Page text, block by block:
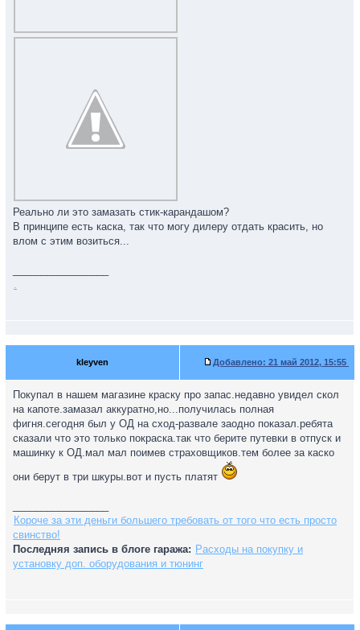
Реально ли это замазать стик-карандашом?
В принципе есть каска, так что могу дилеру отдать красить, но
влом с этим возиться...
.
kleyven Добавлено: 21 май 2012, 15:55
Покупал в нашем магазине краску про запас.недавно увидел скол
на капоте.замазал аккуратно,но...получилась полная
фигня.сегодня был у ОД на сход-развале заодно показал.ребята
сказали что это только покраска.так что берите путевки в отпуск и
машинку к ОД.мал мал поимев страховщиков.тем более за каско
они берут в три шкуры.вот и пусть платят
Короче за эти деньги большего требовать от того что есть просто
свинство!
Последняя запись в блоге гаража: Расходы на покупку и
установку доп. оборудования и тюнинг